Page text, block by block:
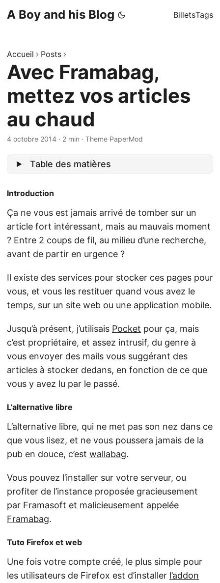
A Boy and his Blog BilletsTags
Accueil Posts
Avec Framabag,
mettez vos articles
au chaud
4 octobre 2014 · 2 min · Theme PaperMod
Table des matières
Introduction
Ça ne vous est jamais arrivé de tomber sur un
article fort intéressant, mais au mauvais moment
? Entre 2 coups de fil, au milieu d’une recherche,
avant de partir en urgence ?
Il existe des services pour stocker ces pages pour
vous, et vous les restituer quand vous avez le
temps, sur un site web ou une application mobile.
Jusqu’à présent, j’utilisais Pocket pour ça, mais
c’est propriétaire, et assez intrusif, du genre à
vous envoyer des mails vous suggérant des
articles à stocker dedans, en fonction de ce que
vous y avez lu par le passé.
L’alternative libre
L’alternative libre, qui ne met pas son nez dans ce
que vous lisez, et ne vous poussera jamais de la
pub en douce, c’est wallabag.
Vous pouvez l’installer sur votre serveur, ou
profiter de l’instance proposée gracieusement
par Framasoft et malicieusement appelée
Framabag.
Tuto Firefox et web
Une fois votre compte créé, le plus simple pour
les utilisateurs de Firefox est d’installer l’addon